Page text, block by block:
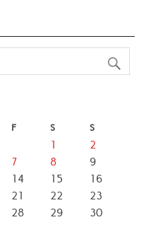
F S S
1
2
7 8
9
14 15
16
21 22
23
28 29
30